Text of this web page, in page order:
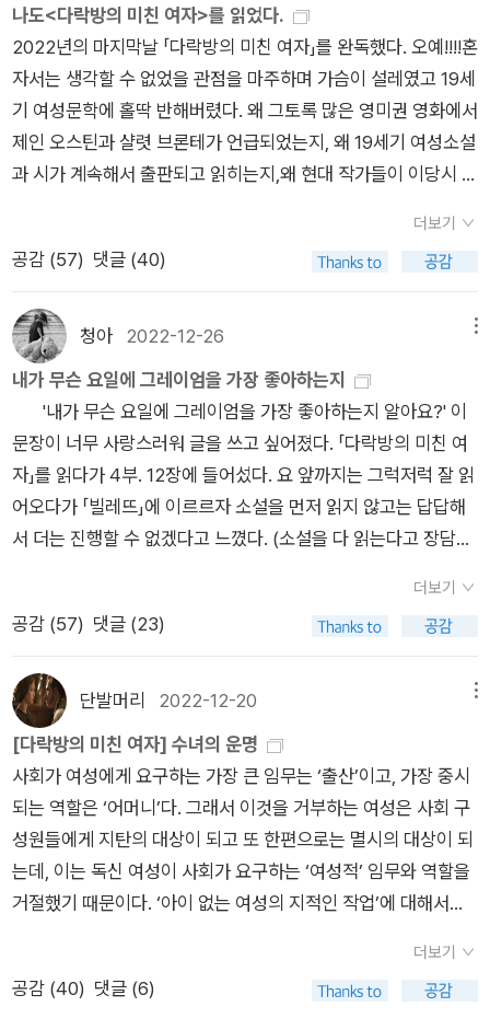
서 거꾸로 혼란 속에 빠진다. 존 그레이엄은 자신을 그저 학교 교
사, 그리고 지인으로만 볼 뿐이었다. 루시는 고백을 감히 하려는
생각조차 하지 못하고 몸과 마음이 따로 노는 지경에 이르게 된
다.나는 영혼이 고통스러워 신음하고 오랫동안 떨다가 마지못해
다시 감옥으로 들어갔다는 것을 알았다. 이혼한 부부인 '영혼'과
'육체'의 재결합은 쉽지 않았다. (...) 사람들이 유령이라 부르는 것
령이라 여겼으니 말이다. 내 눈에 보이는 모든 것이 유령처럼 여
겨졌다는 뜻이다. 그러나 신체 기능은 모두 제자리로 돌아왔고,
9그런 곳에서 루시는 이성을 억누르는 연습을 해야 했다. 학교에
서 지금과 같이 안정적으로 일을 하려면 그에 대한 마음을 키워서
는 안 된다고 생각했던 것이다. 결국 이는 마음의 병으로 흘러간
다. 우울증의 원인이 되었던 것이 흔하디 흔한 사랑이라 약간 맥
빠지기는 하지만 어쨌든 사랑은 사람을 흔들어놓기에 충분한 것
이니까. 다만 우울증을 빙자하여 많은 여성들이 20세기를 훌쩍
넘어서까지 정신병원에 갔다는 이야기가 오버랩되어 서글퍼지기
도 했다.우울증은 사람들이 많이 모인 곳에 등장하곤 한다. 그것
은 '운명'처럼 어둡고 '병'처럼 창백하며 '죽음'처럼 강하다. 희생자
가 순간적으로 행복하다고 느끼면 유령은 '그렇게는 안되지. 내가
가마'라고 말하고는, 다가와서 가슴속의 피를 얼어붙게 하고 눈빛
을 흐리게 만든다. - P335어느 날 길에 나갔다가 루시는 혼절하
고 만다. 눈을 뜨고 나서도 이곳이 꿈인지 현실인지 분간하기를
한참. 알고 보니 그 곳은 브레턴 부인의 집이었다. 사정을 들어 보
니 집안의 경제적 문제가 잘 해결되었고 이 곳으로 이사온지 얼마
안 되었다고 한다. 그리고 아들 그레이엄 브레턴은 바로 존 그레
이엄이었다! 그 곳에서 루시는 체력이 회복될 때까지 며칠을 지낸
다. 돌아갈 때가 되었을 때 그레이엄 브레턴은 종종 편지를 하겠
다고 말하곤 서로 헤어진다.어쩌면 그 짧은 며칠이 루시에게는 찰
엄격함에 신음했다. 절대로, 절대로라니. 너무 냉정한 말이었다!
는 일에 있어서 프로이며 어디에도 구속당하지 않고 바람처럼 여
기저기 떠도는 사람인데 프란체스카는 어떠한가. 나는 당시 리뷰
에 이렇게 써두었다.게다가 프란체스카는 젊은 시절 남자만 기다
리는 타입의 여자였으니, 그 또한 내 관심을 끌지 못한다. 조용한
시골마을에서 지루하다고 생각하고 여기서 빠져나가고 싶다고
생각하면서도 계속 눌러붙어 있는 사람은 사실, 내 타입이 아니
타입의 여자랄까. 집에만 조용히 가만히 있는데 인생사랑이 제 발
로 걸어들어오다니... -2016년 12월 6일나는 이게 정말이지 어이
없다고 생각한다. 가만히 앉아있다가 결혼해서 애낳고 그러고서
도 가만히 앉아있었는데 인생 사랑 걸어들어오고 그러나 인생 사
랑 떠나가도 여자는 또 가만히 거기에 있고... 물론 어떤 사람은
어디로도 움직이지 않으려는 성향을 가졌다는 걸 알고있지만, 이
남자작가의 로맨스 소설은 전형적으로 움직이는 남자와 기다리
는 여자를 보여주었다. 나는 이 소설을 그래서 싫어한다. 물론 에
릭슨의 구절에서 가져온 것처럼 야육도 하지 않은건 아니지만, 남
침입해버렸다, 사랑이란 이름으로. 흠.아주 오랜 시간 세상은 여
자에게 가만히 집에만 있으라고 했기 때문에, 교육도 일자리도 주
어지지 않았기 때문에 사실 많은 여자들이 실제로도 그렇듯이 책
속에서도 움직이지 않은채 갇혀 살아야 했다. '에밀리 브론테'의
[폭풍의 언덕]을 읽다가도 나는, 당시의 주인공들이 일자리를 가
질 수 있었다면, 여행이 자유로웠다면, 그 마을에서 한정적인 남
자 보고 사랑한다고 속박되었을까, 를 생각한 적이 있더랬다. '그
렇지만 세상에 잘생기고 돈 많고 젊은 사람은 많아요. 어쩌면 그
분보다 더 잘생기고 돈이 많은 사람이 있을지도 모르죠. 그렇다면
왜 그런 사람들은 좋아할 수 없나요?''그런 사람이 있다고 해도 내
눈앞에는 없잖아. 난 에드거 같은 사람은 본 적이 없거든' - <폭풍
의 언덕>, 에밀리 브론테, P130그 마을에만 살면서 한 동네 남자
하지 않은가. '그런 사람이 있다고 해도 내 눈앞에는 없어'서, 내
다. 하지만 [빌레뜨]는 뜨거운 가슴뿐만 아니라 차가운 머리의 느
낌도 담겨있다. 어찌 보면 그 둘의 전쟁터를 소설로 묘사하는 것
같기도 했다. 샬럿 브론테는 루시 스노우는 이름 처럼 차가운 이
성으로 삶을 지탱하는 여성이다. 그녀의 숨겨진 과거는 감정을 억
누를 수밖에 없는 기질의 원인일 수도 있는데 우리는 그 기원을
알 도리가 없다. 어쩌면 그렇게 과거를 가려둠으로써 각자의 고통
을 기다리면서 평생 낙담한 채 살아야 할 운명이었다. '이성'이 옳
을 수도 있었다. 하지만, 가끔씩 우리는 '이성'을 무시하고 '이
성'의 채찍을 벗어나 '상상'에게 달려가서 빈둥대지 않는가. 밝고
부드러운, 이성의 적이자 우리의 상냥한 '구원자'이며, 신성한 '희
망'인 '상상'에게 말이다. 끔찍한 복수가 되돌아오리라는 것을알
면서도 우리는 이따금 한계를 넘어서기도 하며, 또 그래야 한다. -
빌레뜨 3. 칼 세이건의 '코스모스' 유시민 작가가 무인도에 딱
한 권 가져갈 수 있는 책을 고르라면 '코스모스'라고 했었다. 그래
서 따라 읽었던 책. 내 기억에 이 책을 읽고나서 '총균쇠'도 무난하
이 책이 내 인생의 첫 벽돌책이라 할 수 있겠다. 자연스럽게 문과
를 선택하고 이과는 나랑 전혀 상관이 없을거라 믿었던 나의 어리
석음을 일깨워 준 책이다. 칼 세이건은 과학이 얼마나 문학적일
수 있는지, 인간이 우주 속에서 얼마나 보잘 것 없는 존재인지 상
상할 수 있게 돕는다. 이런 책이기에 무인도에 가져간다고 유시민
작가가 말했던 거구나...하고 미소지었고 내 인생책이 되었다. 그
래도 내가 무인도에 가야 하고 하나의 작품을 가져갈 수 있다면
나는 프루스트의 [잃어버린 시간을 찾아서]를 가져가고 싶다. 자
연에서 볼 수 있는 모든 것들 사이에 성립하는 불변의 관계들을
표현하는 데 있어서, 수학보다 더 소중하며, 수학보다 더 쉽게 과
오나 오류에서 해방될 수 있고, 수학 보다 더 간단히 기술할 수 있
일한 언어이다. 그렇기 때문에 우주가 단 하나의 설계도를 통해서
상황에서도 흔들림없는 이성과 침착함으로 다양한 계층의 자제
들이 다니는 그 학교를 어려움 없이 잘 꾸려나가기 때문이다. 하
지만 온화한 외양과는 달리 끊임없는 감독과 감시로 모든 것을 자
기 영향력 아래에 두고 통제하려 한다.그러던 어느 날 루시는 그
곳에서 오래전 헤어진 대모와 의사가 된 그의 아들 존 그레이엄을
만난다. 그림자 같은 존재로 살아왔던 루시에게 그들의 존재는 잠
시나마 가족과 같은 안정감과 평온함을 준다. 시간을 함께 보내며
마음깊이 존을 사랑하게 되지만 그가 자신과 감정을 공유할 수 없
을 뿐더러 자신에 대해 제대로 이해하지 못하고 있음을 깨닫는다.
그 와중에 학교에서 문학을 담당하는 뽈 선생과 루시가 티격태격
하다가 가까워진다. 뽈 선생은 존에 비해 키도 작고 얼굴도 가무
잡잡하며 괴팍하고 잘생기지 않았지만 루시의 내면을 꽤뚫어보
며 자신과 비슷한 부류임을 간파한다. 이들의 신경전과 말다툼은
그야말로 희극인데 그러는 사이 서서히 서로의 진심을 확인하게
되는 과정이 존의 경우보다 훨 로맨틱하게 느껴졌다.'존 브레턴
선생은 너를 '조용한 루시'라든가 '그림자처럼 거슬리지 않는 사
람'이라고 한 적이 있고, '루시는 취향이나 태도가 너무 엄숙하고,
세상에! 어떤 작은 남자가 이 모든 견해와 정반대로, 너를 너무 경
박하고 발랄하다고, 너무 쉽게 폭발하고 변덕스럽다고, 너무 화려
하고 다채롭다고 비난 하기 시작한거야. 그 가혹한 작은 남자. 그
가차 없는 검열관이 불쌍한 이런저런 허영의 죄와 재수없는 분홍
색 천과 작은 꽃 장식과 작은 리본 조각과 너의 멍청한 레이스, 그
모두를 모아서 하나씩 설명하라고 요구하고 있는 거야. 너는 인생
의 햇빛 아래 그림자로 취급받는 데 아주 익숙해져 있는데 말이
야. 네게서 뿜어 나오는 빛에 눈이 부셔 짜증을 내며 손으로 눈을
가리는 사람이 있다니, 정말 신기한 일이야.' p.136애써 남들이
나 마음속으로 사랑했던 사람이 나를 실제와 다른 모습으로 이해
하고 있다면? 그가 아무리 봄의 햇살같은 사람이고 수만가지 장
데 22년도에는 외국 소설을 많이 읽었더라. 한국 소설은 달랑 다
섯 권 정도 읽었다. 소설도 한국 소설 위주로 읽는 사람인데 22
년도에는 다미여 덕분에 외국 소설, 그것도 영미 소설 분야 집계
수가 엄청나게 올라 50 권이 넘었다. 이걸 자랑이라고 할 수 있는
것은 그만큼 외국 소설을 잘 못 읽는, 아니 안 읽는 사람이었다는
걸 증명하는.....그래서 누적된 영미소설은 52 권!!!!자랑스럽네!!!
괭님 서재에서도 올리브 키터리지 책을 꼽으신 걸 보고 혼자 씨익
면서 혼자 놀았던 흔적들이 보여 사진을 올려본다. 그때는 리뷰를
쓰게 된다면 같이 올려보려고 사진을 찍어 뒀었는데 리뷰를 어떻
게 써야 하나? 고민만 하다가 시간이 지났던 것 같다.그러니까,
너무 좋은데 이 좋은 걸 어떻게 설명해야 하나요? 뭐 그런 심정이
었달까?중년의 올리브와 가족, 그리고 올리브 이웃들의 솔직하
면서, 현실적인 서로의 관계에 대해 면밀하게 묘사되어 있는데 어
쩌면 곧 우리에게 다가올, 또는 지금 현재 닥친 우리네 모습을 되
돌아 볼 수 있도록 쓴 무척 공감가는 소설이었다. 올리브 덕분에
줄곧 노년의 건강한 올리브가 되고 싶어 걷기 싫어도 열심히 걷고
있기도 하다.아래 사진은 올리브 책 내용과는 전혀 상관 없다.참
고 하시길^^개인적으로 올리브 그린 색을 좋아한다. 나는 주로
녹차색이라고 부르긴 하는데, 올리브 그린이란 색으로 통하는 것
같다. 현재 책 표지는 리커버가 된 책이 있지만, 나는 옛날 <올리
브 키터리지> 책 표지가 좋다. <다시, 올리브> 책의 표지는 별로
여도 <올리브 키터리지>책이 너무 좋아 저 색이 정확히 어떤 색
인지 찾아보려고 할일없이 저런 짓도 했었던....올리브 그린 색일
것이라 단정했던 나였건만, 막상 색연필을 비교해보니 마린 그린
색 988 번 같기도 하다. 옷장에 있는 올리브 그린색이라 칭하는
쉐타랑 조끼랑 양말을 들고 나와 비교를 해봤지만, 똑같은 색이
이 장엄했다. 한낮의 빛이 끝을 향하면서 입 벌린 모습을 한 태양
거나 맥을 같이 하는 책들이다.물 들어올 때 노 젓는 마음으로 20
23년에도 계속 읽어보겠다.
나도<다락방의 미친 여자>를 읽었다.
2022년의 마지막날 「다락방의 미친 여자」를 완독했다. 오예!!!!혼
자서는 생각할 수 없었을 관점을 마주하며 가슴이 설레였고 19세
기 여성문학에 홀딱 반해버렸다. 왜 그토록 많은 영미권 영화에서
제인 오스틴과 샬렷 브론테가 언급되었는지, 왜 19세기 여성소설
과 시가 계속해서 출판되고 읽히는지,왜 현대 작가들이 이당시 여
리 디킨슨' 부분을 제외하고는 모두 벅찬 감동으로 꼭꼭 씹어 읽
었다. 우선 인상깊었던 문장들을 나열해본다.경계해야 할 괴물은
리에 귀 기울여 재앙을 불러오는 반항의 한순간을 제외하고는 명
백히 순종적인 반면, 셜리의 이브는 강하고 자기주장이 뚜렷하며
생기가 넘친다 밀턴의 이브는 가정적인 반면, 셜리의 이브는 대담
하다. 밀턴의 이브는 처음부터 마치 타락한 상태로 창조되기라도
한 듯, '정교한 겉모습과 정밀하지 못한 내면'［「실낙원 」8편 538
~539행］때문에 이상할 정도로 공허하지만, 셜리의 이브는 '지
치지 않는 생명력과 부패하지 않는 탁월성'으로 가득 차 있다. 밀
턴의 이브가 일종의 신의 보족이자 아담의 '여분의 갈비뼈에서 만
들어진 거의 잉여적이며 주로 물질적인 존재라면, 셜리의 이브는
정신적이고 근본적이며 '하늘에서 태어난'존재다 무엇보다 밀턴
의 이브는 일반적으로 신의 시야에서 밀려나 에덴의 중요한 역사
적 순간에 신이 시야에서 밀려나 에덴의 중요한 역사적 순간에 신
이 의도한 잠에 취해 침묵당하지만, 셜리의 이브는 '얼굴을 마주
하고'신과 이야기한다. 셜리의 이브는 비굴하고 파괴적인 유령으
로 대체되어버렸지만, 죽은 시인의 첫 화신이다.p.372문화가 본
질적으로 가부장적이라면 여성은 타락할 수밖에 없다. 다시 말해
그들은 타락할 운명이기 때문에 이미 타락한 것이다. p.504히스
클리프도 분명 사탄적인 추방자의 방식으로 남성적이다. 그러나
동시에 좀 더 뿌리 깊은 연상의 측면에서(차남,서자, 악마 들이 여
성이며 대지는 여성이고 하늘은 남성이며 괴물은 여성이고 천사
더보기
공감 (57) 댓글 (40)
청아 2022-12-26
내가 무슨 요일에 그레이엄을 가장 좋아하는지
'내가 무슨 요일에 그레이엄을 가장 좋아하는지 알아요?' 이
문장이 너무 사랑스러워 글을 쓰고 싶어졌다. 「다락방의 미친 여
자」를 읽다가 4부. 12장에 들어섰다. 요 앞까지는 그럭저럭 잘 읽
어오다가 「빌레뜨」에 이르르자 소설을 먼저 읽지 않고는 답답해
서 더는 진행할 수 없겠다고 느꼈다. (소설을 다 읽는다고 장담은
게도 「제인에어」는 읽지 않았지만 영화를 조금 봐서 줄거리를 대
강 알아 넘어갈 수 있었고 지루했던 「천로역정」도 작년쯤 읽었기
당 부분이 재밌었다. 그런데 「빌레뜨」 구간에서는 뭔가가 소화되
다가 걸린 기분. 700쪽을 넘겼으니 쉬어가는 셈치고 빌레트를 펼
쳤다. 이런 식의 관찰자가 있었던가? 있었구나..이런 관찰자의 서
술형식은 에드거 앨런 포우의 소설이나 「프랑켄슈타인」이 우선
떠오르지만 「빌레뜨」의 분위기는 훨씬 밝다. 루시 스노우가 바라
본 폴리는 인형같은 모습에 사랑하는 이에게 온통 마음을 빼앗기
는 어린 신데렐라 같다. 여행을 떠난 아버지를 대체할 왕자를 찾
은 신데렐라. 그 왕자는 바로 그레이엄이다. 나도 루시 스노우의
옆 자리에 앉아 폴리를 신기한듯 지켜본다. 그러다가 이 문장에
잠시 몽롱해진 것. 로멘티스도 이런 로멘티스트가 있을까! 무슨
더보기
공감 (57) 댓글 (23)
단발머리 2022-12-20
[다락방의 미친 여자] 수녀의 운명
사회가 여성에게 요구하는 가장 큰 임무는 ‘출산’이고, 가장 중시
되는 역할은 ‘어머니’다. 그래서 이것을 거부하는 여성은 사회 구
성원들에게 지탄의 대상이 되고 또 한편으로는 멸시의 대상이 되
는데, 이는 독신 여성이 사회가 요구하는 ‘여성적’ 임무와 역할을
거절했기 때문이다. ‘아이 없는 여성의 지적인 작업’에 대해서는
게으름을…. 부디 탓하지 마소서.) 시몬 드 보부아르와 데버라 데
비 https://blog.aladin.co.kr/798187174/13944978오스틴,
더보기
공감 (40) 댓글 (6)